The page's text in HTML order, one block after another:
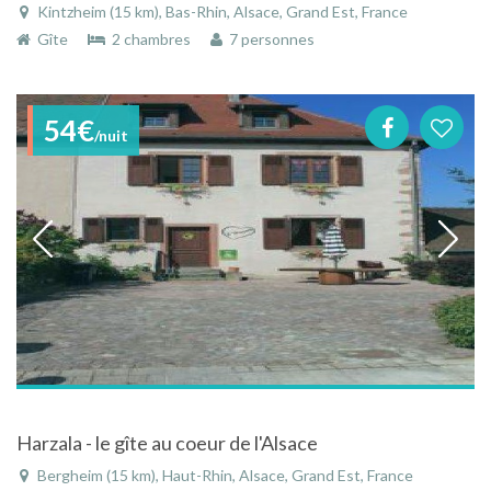
Kintzheim (15 km), Bas-Rhin, Alsace, Grand Est, France
Gîte
2 chambres 7 personnes
54€/nuit
Harzala - le gîte au coeur de l'Alsace
Bergheim (15 km), Haut-Rhin, Alsace, Grand Est, France